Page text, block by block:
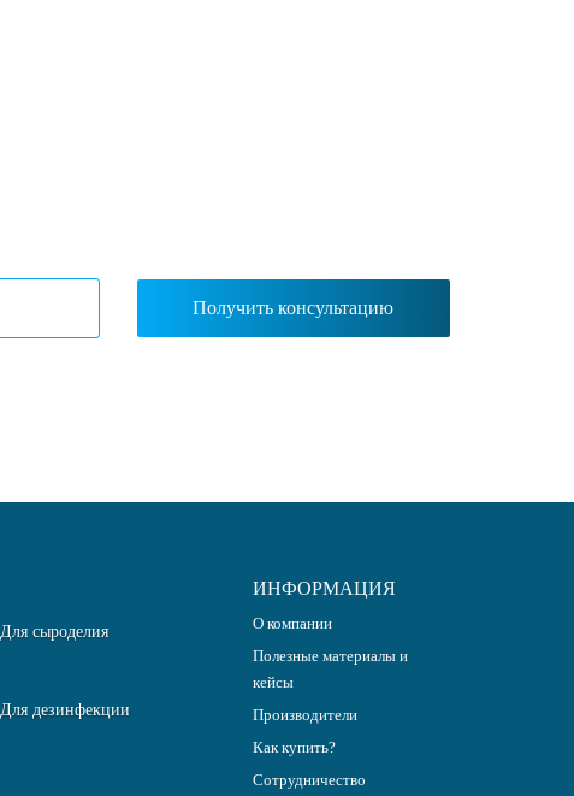
Для сыроделия
Для дезинфекции
ИНФОРМАЦИЯ
О компании
Полезные материалы и
кейсы
Производители
Как купить?
Сотрудничество